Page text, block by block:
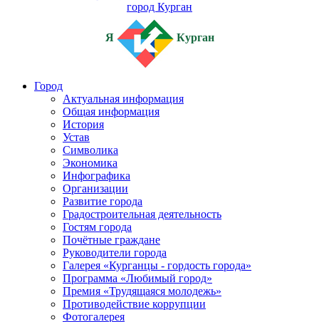
город Курган
Я Курган
Город
Актуальная информация
Общая информация
История
Устав
Символика
Экономика
Инфографика
Организации
Развитие города
Градостроительная деятельность
Гостям города
Почётные граждане
Руководители города
Галерея «Курганцы - гордость города»
Программа «Любимый город»
Премия «Трудящаяся молодежь»
Противодействие коррупции
Фотогалерея